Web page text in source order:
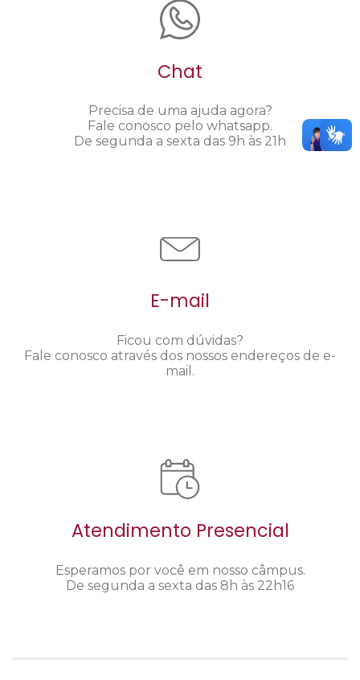
Chat
Precisa de uma ajuda agora?
Fale conosco pelo whatsapp.
De segunda a sexta das 9h às 21h
E-mail
Ficou com dúvidas?
Fale conosco através dos nossos endereços de e-
mail.
Atendimento Presencial
Esperamos por você em nosso câmpus.
De segunda a sexta das 8h às 22h16